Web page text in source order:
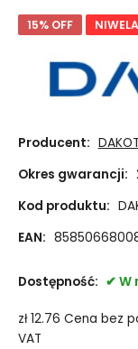
15% OFF
Producent:
Okres gwarancji:
Kod produktu:
EAN:
Dostępność: W
zł12.76 Cena bez
VAT